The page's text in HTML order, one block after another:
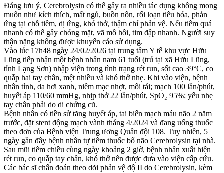
Đáng lưu ý, Cerebrolysin có thể gây ra nhiều tác dụng không mong
muốn như kích thích, mất ngủ, buồn nôn, rối loạn tiêu hóa, phản
ứng tại chỗ tiêm, dị ứng, khó thở, thậm chí phản vệ. Nếu tiêm quá
nhanh có thể gây chóng mặt, vã mồ hôi, tim đập nhanh. Người suy
thận nặng không được khuyến cáo sử dụng.
Vào lúc 17h48 ngày 24/02/2026 tại trung tâm Y tế khu vực Hữu
Lũng tiếp nhận một bệnh nhân nam 61 tuổi (trú tại xã Hữu Lũng,
tỉnh Lạng Sơn) nhập viện trong tình trạng rét run, sốt cao 39°C, co
quắp hai tay chân, mệt nhiều và khó thở nhẹ. Khi vào viện, bệnh
nhân tỉnh, da hơi xanh, niêm mạc nhợt, môi tái; mạch 100 lần/phút,
huyết áp 110/60 mmHg, nhịp thở 22 lần/phút, SpO₂ 95%; yếu nhẹ
tay chân phải do di chứng cũ.
Bệnh nhân có tiền sử tăng huyết áp, tai biến mạch máu não 2 năm
trước, đặt stent động mạch vành tháng 4/2024 và đang uống thuốc
theo đơn của Bệnh viện Trung ương Quân đội 108. Tuy nhiên, 5
ngày gần đây bệnh nhân tự tiêm thuốc bổ não Cerebrolysin tại nhà.
Sau mũi tiêm chiều cùng ngày khoảng 2 giờ, bệnh nhân xuất hiện
rét run, co quắp tay chân, khó thở nên được đưa vào viện cấp cứu.
Các bác sĩ chẩn đoán theo dõi phản vệ độ II do Cerebrolysin, kèm